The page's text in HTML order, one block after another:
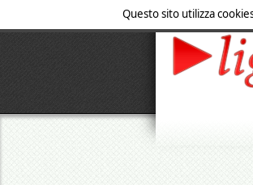
Questo sito utilizza